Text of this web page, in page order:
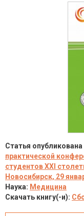
Статья опубликована
практической
студентов XXI
Новосибирск, 29
Наука: Медицина
Скачать книгу(-и):